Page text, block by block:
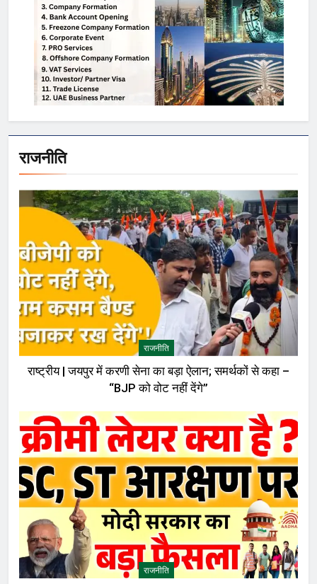
राजनीति
राजनीति
राष्ट्रीय | जयपुर में करणी सेना का बड़ा ऐलान; समर्थकों से कहा –
“BJP को वोट नहीं देंगे”
राजनीति